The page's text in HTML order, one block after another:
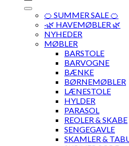
🍊 SUMMER SALE 🍊
·🌿 HAVEMØBLER 🌿
NYHEDER
MØBLER
BARSTOLE
BARVOGNE
BÆNKE
BØRNEMØBLER
LÆNESTOLE
HYLDER
PARASOL
REOLER & SKABE
SENGEGAVLE
SKAMLER &